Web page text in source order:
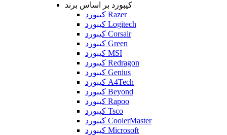
کیبورد بر اساس برند
کیبورد Razer
کیبورد Logitech
کیبورد Corsair
کیبورد Green
کیبورد MSI
کیبورد Redragon
کیبورد Genius
کیبورد A4Tech
کیبورد Beyond
کیبورد Rapoo
کیبورد Tsco
کیبورد CoolerMaster
کیبورد Microsoft